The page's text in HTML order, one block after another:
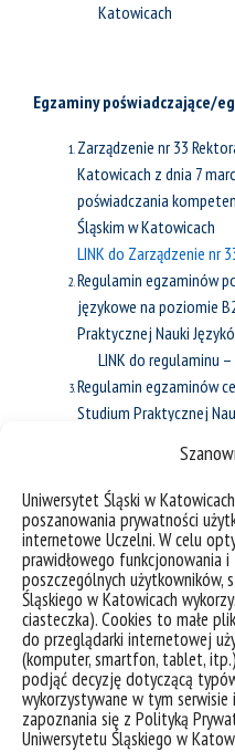
Uniwersytet Śląski w
poszanowania prywatności
internetowe Uczelni. W celu
prawidłowego funkcjonowania
poszczególnych
Śląskiego w Katowicach
ciasteczka). Cookies to małe
do przeglądarki internetowej
(komputer, smartfon, tablet,
podjąć decyzję dotyczącą
wykorzystywane w tym
zapoznania się z Polityką
Uniwersytetu Śląskiego w
Katowicach
Egzaminy poświadczające/
Zarządzenie nr 33
Katowicach z dnia 7
poświadczania
Śląskim w Katowicach
LINK do Zarządzenie nr
Regulamin egzaminów
językowe na poziomie
Praktycznej Nauki
LINK do regulaminu
Regulamin egzaminów
Studium Praktycznej
Uniwersytetu Śląskiego
LINK do regulaminu
Załącznik do
listopada 2023 r. w
prowadzenia
LINK do Zarządzenia nr
KATALOG
W LEKTORACIE:
LINK
Strategia rozwoju
2029